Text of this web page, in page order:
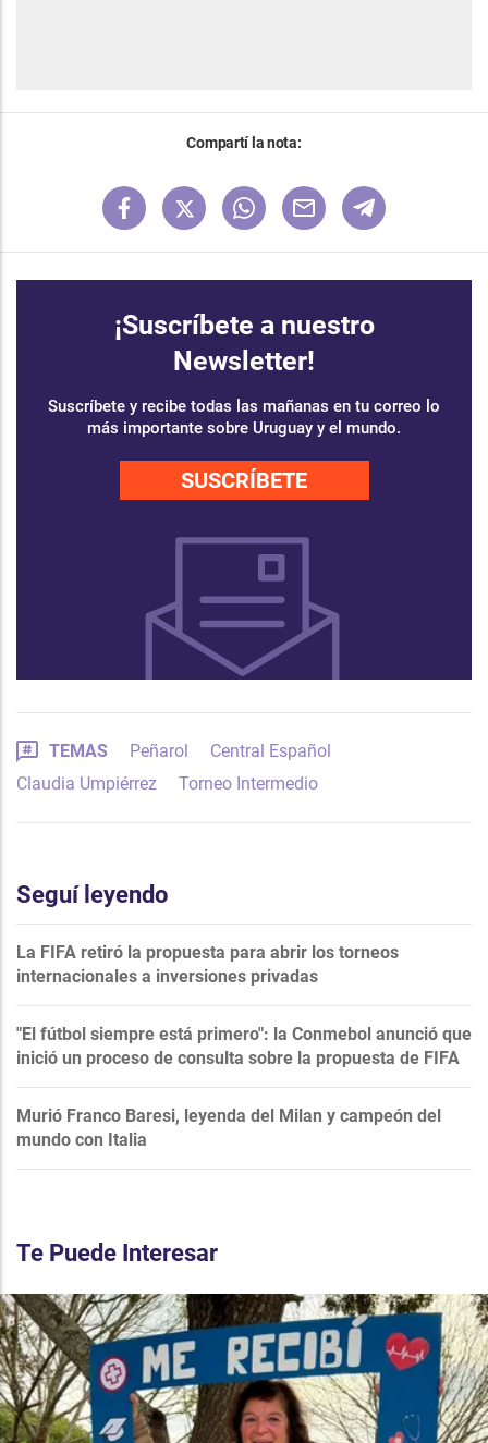
Compartí la nota:
¡Suscríbete a nuestro
Newsletter!
Suscríbete y recibe todas las mañanas en tu correo lo
más importante sobre Uruguay y el mundo.
SUSCRÍBETE
TEMAS Peñarol
Central Español
Claudia Umpiérrez
Torneo Intermedio
Seguí leyendo
La FIFA retiró la propuesta para abrir los torneos
internacionales a inversiones privadas
"El fútbol siempre está primero": la Conmebol anunció que
inició un proceso de consulta sobre la propuesta de FIFA
Murió Franco Baresi, leyenda del Milan y campeón del
mundo con Italia
Te Puede Interesar